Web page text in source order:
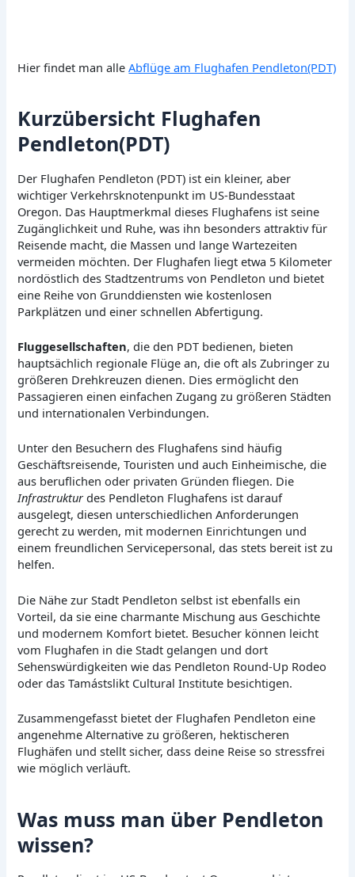
Hier findet man alleAbflüge am Flughafen Pendleton(PDT)
Kurzübersicht Flughafen
Pendleton(PDT)
Der Flughafen Pendleton (PDT) ist ein kleiner, aber
wichtiger Verkehrsknotenpunkt im US-Bundesstaat
Oregon. Das Hauptmerkmal dieses Flughafens ist seine
Zugänglichkeit und Ruhe, was ihn besonders attraktiv für
Reisende macht, die Massen und lange Wartezeiten
vermeiden möchten. Der Flughafen liegt etwa 5 Kilometer
nordöstlich des Stadtzentrums von Pendleton und bietet
eine Reihe von Grunddiensten wie kostenlosen
Parkplätzen und einer schnellen Abfertigung.
Fluggesellschaften, die den PDT bedienen, bieten
hauptsächlich regionale Flüge an, die oft als Zubringer zu
größeren Drehkreuzen dienen. Dies ermöglicht den
Passagieren einen einfachen Zugang zu größeren Städten
und internationalen Verbindungen.
Unter den Besuchern des Flughafens sind häufig
Geschäftsreisende, Touristen und auch Einheimische, die
aus beruflichen oder privaten Gründen fliegen. Die
Infrastrukturdes Pendleton Flughafens ist darauf
ausgelegt, diesen unterschiedlichen Anforderungen
gerecht zu werden, mit modernen Einrichtungen und
einem freundlichen Servicepersonal, das stets bereit ist zu
helfen.
Die Nähe zur Stadt Pendleton selbst ist ebenfalls ein
Vorteil, da sie eine charmante Mischung aus Geschichte
und modernem Komfort bietet. Besucher können leicht
vom Flughafen in die Stadt gelangen und dort
Sehenswürdigkeiten wie das Pendleton Round-Up Rodeo
oder das Tamástslikt Cultural Institute besichtigen.
Zusammengefasst bietet der Flughafen Pendleton eine
angenehme Alternative zu größeren, hektischeren
Flughäfen und stellt sicher, dass deine Reise so stressfrei
wie möglich verläuft.
Was muss man über Pendleton
wissen?